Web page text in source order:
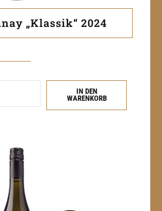
„Klassik“ 2024
IN DEN
WARENKORB